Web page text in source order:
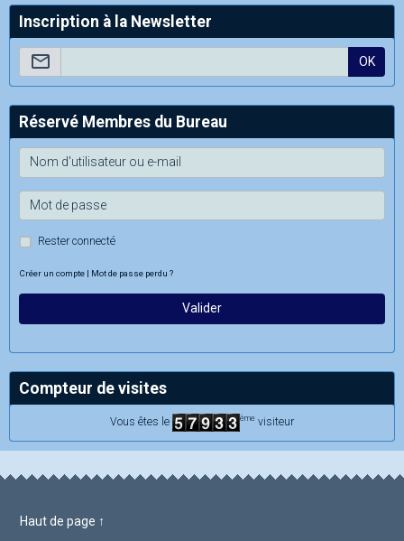
Inscription à la Newsletter
OK
Réservé Membres du Bureau
Rester connecté
Créer un compte | Mot de passe perdu ?
Valider
Compteur de visites
Vous êtes le ème visiteur
Haut de page ↑